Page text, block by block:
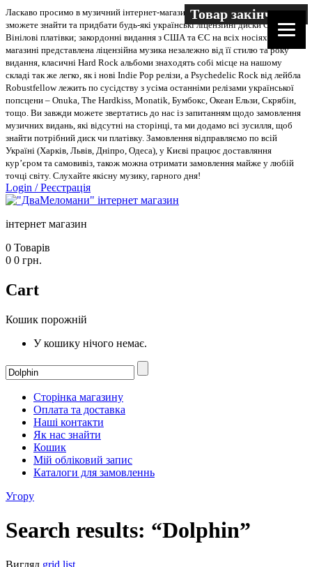
Ласкаво просимо в музичний інтернет-магазин “Два меломани”. У нас Ви
зможете знайти та придбати будь-які українські ліцензійні диски CD, DVD,
Вінілові платівки; закордонні видання з США та ЄС на всіх носіях. В
магазині представлена ліцензійна музика незалежно від її стилю та року
видання, класичні Hard Rock альбоми знаходять собі місце на нашому
складі так же легко, як і нові Indie Pop релізи, а Psychedelic Rock від лейбла
Robustfellow лежить по сусідству з усіма останніми релізами української
попсцени – Onuka, The Hardkiss, Monatik, Бумбокс, Океан Ельзи, Скрябін,
тощо. Ви завжди можете звертатись до нас із запитанням щодо замовлення
музичних видань, які відсутні на сторінці, та ми додамо всі зусилля, щоб
знайти потрібний диск чи платівку. Замовлення відправляємо по всій
Україні (Харків, Львів, Дніпро, Одеса), у Києві працює доставляння
кур’єром та самовивіз, також можна отримати замовлення майже у любій
точці світу. Слухайте якісну музику, гарного дня!
Login /Реєстрація
інтернет магазин
0 Товарів
0 0 грн.
Cart
Кошик порожній
У кошику нічого немає.
Сторінка магазину
Оплата та доставка
Наші контакти
Як нас знайти
Кошик
Мій обліковий запис
Каталоги для замовленнь
Угору
Search results: “Dolphin”
Вигляд grid list
Товар закінчився
Товар закінчився
Товар закінчився
Товар закінчився
Товар закінчився